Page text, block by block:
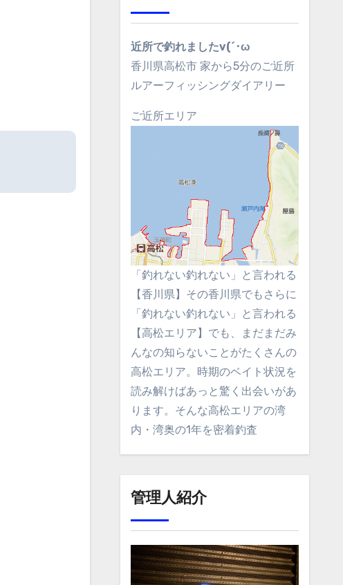
近所で釣れましたv(´･ω
香川県高松市 家から5分のご近所
ルアーフィッシングダイアリー
ご近所エリア
「釣れない釣れない」と言われる
【香川県】その香川県でもさらに
「釣れない釣れない」と言われる
【高松エリア】でも、まだまだみ
んなの知らないことがたくさんの
高松エリア。時期のベイト状況を
読み解けばあっと驚く出会いがあ
ります。そんな高松エリアの湾
内・湾奥の1年を密着釣査
管理人紹介